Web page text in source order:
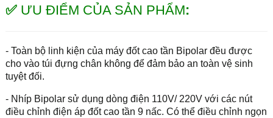
✅ ƯU ĐIỂM CỦA SẢN PHẨM:
- Toàn bộ linh kiện của máy đốt cao tần Bipolar đều được
cho vào túi đựng chân không để đảm bảo an toàn vệ sinh
tuyệt đối.
- Nhíp Bipolar sử dụng dòng điện 110V/ 220V với các nút
điều chỉnh điện áp đốt cao tần 9 nấc. Có thể điều chỉnh ngọn